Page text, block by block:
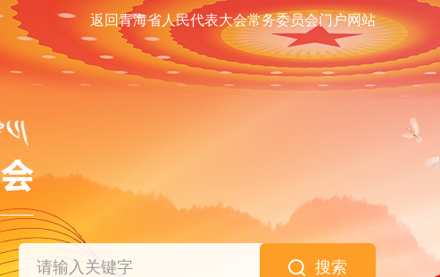
返回青海省人民代表大会常务委员会门户网站
搜索